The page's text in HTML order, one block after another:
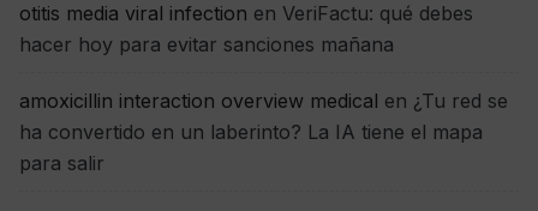
otitis media viral infection en VeriFactu: qué debes
hacer hoy para evitar sanciones mañana
amoxicillin interaction overview medical en ¿Tu red se
ha convertido en un laberinto? La IA tiene el mapa
para salir